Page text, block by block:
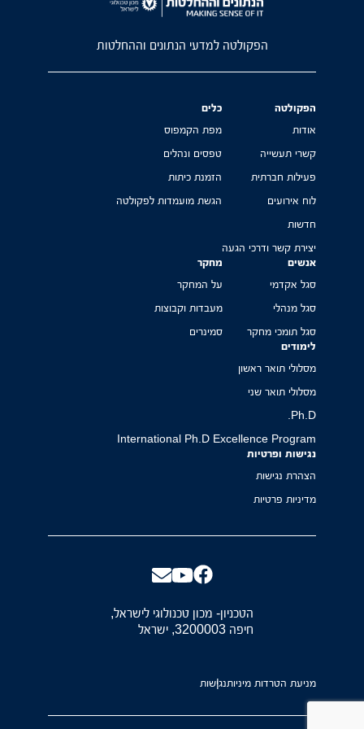
הפקולטה למדעי הנתונים וההחלטות
הפקולטה
אודות
קשרי תעשייה
פעילות חברתית
לוח אירועים
חדשות
יצירת קשר ודרכי הגעה
כלים
מפת הקמפוס
טפסים ונהלים
הזמנת כיתות
הגשת מועמדות לפקולטה
אנשים
סגל אקדמי
סגל מנהלי
סגל תומכי מחקר
מחקר
על המחקר
מעבדות וקבוצות
סמינרים
לימודים
מסלולי תואר ראשון
מסלולי תואר שני
Ph.D.
International Ph.D Excellence Program
נגישות ופרטיות
הצהרת נגישות
מדיניות פרטיות
הטכניון- מכון טכנולוגי לישראל,
חיפה 3200003, ישראל
מניעת הטרדות מיניותנגישות